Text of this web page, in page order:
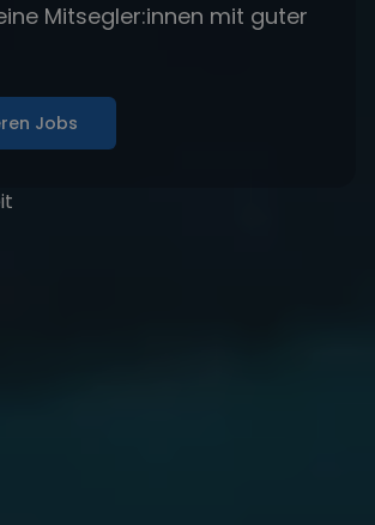
Mitsegler:innen mit guter
Jobs